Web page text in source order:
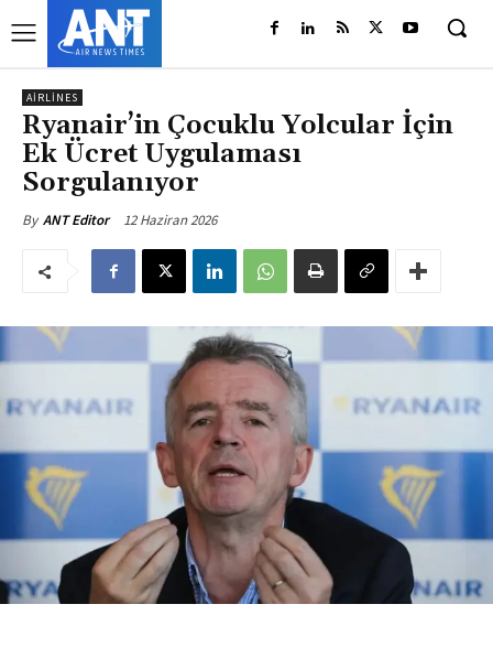
AIRLINES
Ryanair’in Çocuklu Yolcular İçin
Ek Ücret Uygulaması
Sorgulanıyor
By ANT Editor 12 Haziran 2026